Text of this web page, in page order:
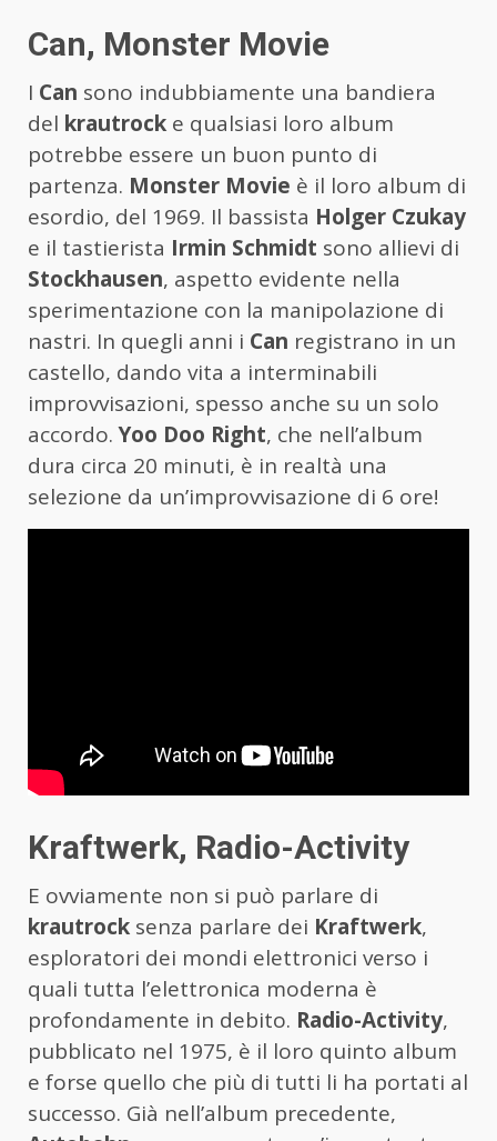
Can, Monster Movie
I Can sono indubbiamente una bandiera
del krautrock e qualsiasi loro album
potrebbe essere un buon punto di
partenza. Monster Movie è il loro album di
esordio, del 1969. Il bassista Holger Czukay
e il tastierista Irmin Schmidt sono allievi di
Stockhausen, aspetto evidente nella
sperimentazione con la manipolazione di
nastri. In quegli anni i Can registrano in un
castello, dando vita a interminabili
improvvisazioni, spesso anche su un solo
accordo.Yoo Doo Right, che nell’album
dura circa 20 minuti, è in realtà una
selezione da un’improvvisazione di 6 ore!
Kraftwerk, Radio-Activity
E ovviamente non si può parlare di
krautrock senza parlare dei Kraftwerk,
esploratori dei mondi elettronici verso i
quali tutta l’elettronica moderna è
profondamente in debito. Radio-Activity,
pubblicato nel 1975, è il loro quinto album
e forse quello che più di tutti li ha portati al
successo. Già nell’album precedente,